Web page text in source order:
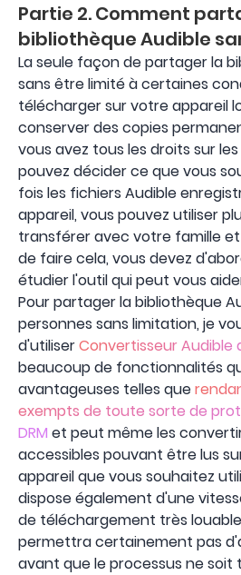
Partie 2. Comment
bibliothèque Audible
La seule façon de partager la
sans être limité à certaines
télécharger sur votre appareil
conserver des copies
vous avez tous les droits sur
pouvez décider ce que vous
fois les fichiers Audible
appareil, vous pouvez utiliser
transférer avec votre famille et
de faire cela, vous devez
étudier l'outil qui peut vous
Pour partager la bibliothèque
personnes sans limitation, je
d'utiliserConvertisseur Audible
beaucoup de fonctionnalités
avantageuses telles que
exempts de toute sorte de
DRM et peut même les
accessibles pouvant être lus
appareil que vous souhaitez
dispose également d'une
de téléchargement très
permettra certainement pas
avant que le processus ne soit